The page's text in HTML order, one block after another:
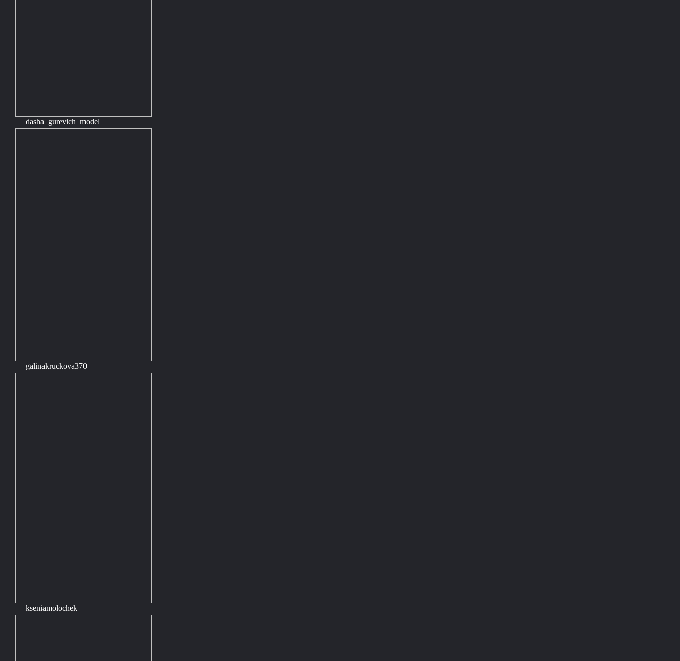
dasha_gurevich_model
galinakruckova370
kseniamolochek